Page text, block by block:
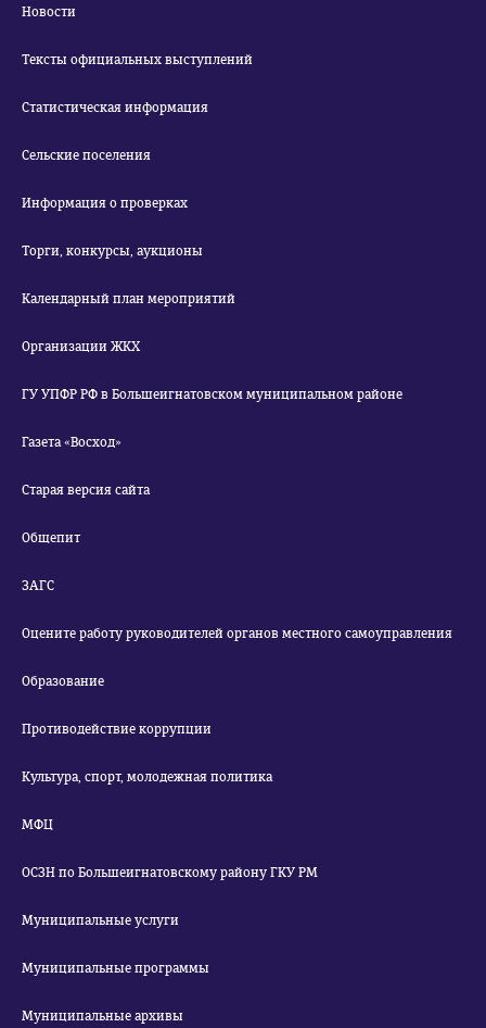
Новости
Тексты официальных выступлений
Статистическая информация
Сельские поселения
Информация о проверках
Торги, конкурсы, аукционы
Календарный план мероприятий
Организации ЖКХ
ГУ УПФР РФ в Большеигнатовском муниципальном районе
Газета «Восход»
Старая версия сайта
Общепит
ЗАГС
Оцените работу руководителей органов местного самоуправления
Образование
Противодействие коррупции
Культура, спорт, молодежная политика
МФЦ
ОСЗН по Большеигнатовскому району ГКУ РМ
Муниципальные услуги
Муниципальные программы
Муниципальные архивы